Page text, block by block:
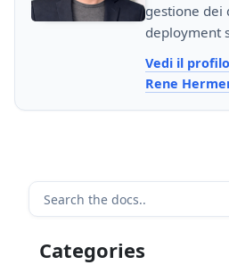
gestione dei
deployment
Vedi il
Rene
Categories